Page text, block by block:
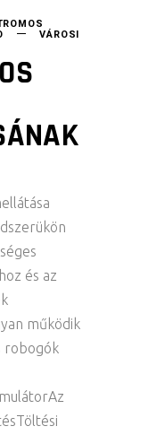
VÁROSI
és az
működik
robogók